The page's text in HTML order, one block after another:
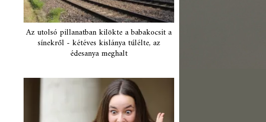
Az utolsó pillanatban kilökte a babakocsit a
sínekről - kétéves kislánya túlélte, az
édesanya meghalt